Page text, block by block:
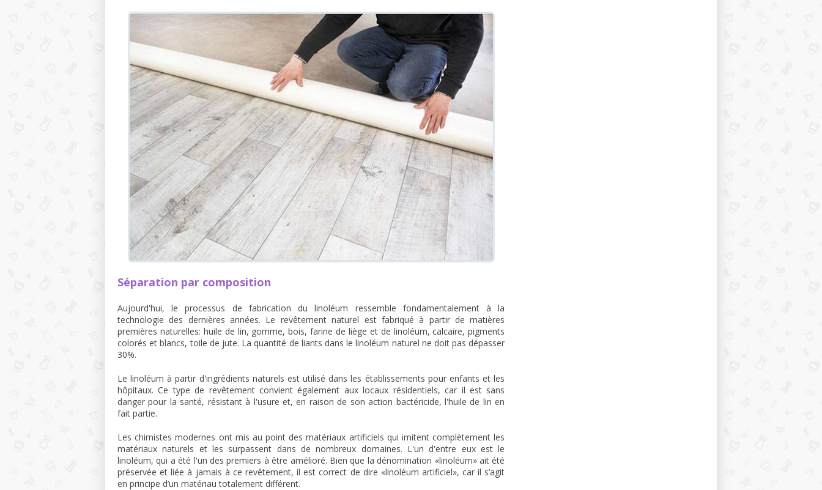
Séparation par composition
Aujourd'hui, le processus de fabrication du linoléum ressemble fondamentalement à la
technologie des dernières années. Le revêtement naturel est fabriqué à partir de matières
premières naturelles: huile de lin, gomme, bois, farine de liège et de linoléum, calcaire, pigments
colorés et blancs, toile de jute. La quantité de liants dans le linoléum naturel ne doit pas dépasser
30%.
Le linoléum à partir d'ingrédients naturels est utilisé dans les établissements pour enfants et les
hôpitaux. Ce type de revêtement convient également aux locaux résidentiels, car il est sans
danger pour la santé, résistant à l'usure et, en raison de son action bactéricide, l'huile de lin en
fait partie.
Les chimistes modernes ont mis au point des matériaux artificiels qui imitent complètement les
matériaux naturels et les surpassent dans de nombreux domaines. L'un d'entre eux est le
linoléum, qui a été l'un des premiers à être amélioré. Bien que la dénomination «linoléum» ait été
préservée et liée à jamais à ce revêtement, il est correct de dire «linoléum artificiel», car il s’agit
en principe d’un matériau totalement différent.